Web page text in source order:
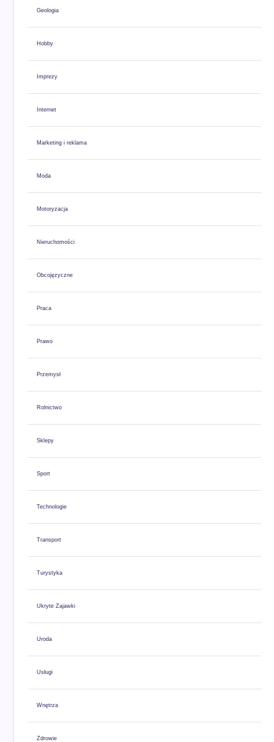
Geologia
Hobby
Imprezy
Internet
Marketing i reklama
Moda
Motoryzacja
Nieruchomości
Obcojęzyczne
Praca
Prawo
Przemysł
Rolnictwo
Sklepy
Sport
Technologie
Transport
Turystyka
Ukryte Zajawki
Uroda
Usługi
Wnętrza
Zdrowie